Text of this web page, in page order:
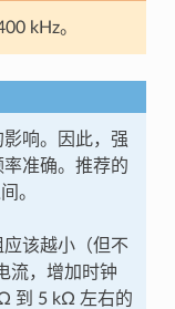
kHz。
响。因此，强
准确。推荐的
。
该越小（但不
流，增加时钟
到 5 kΩ 左右的